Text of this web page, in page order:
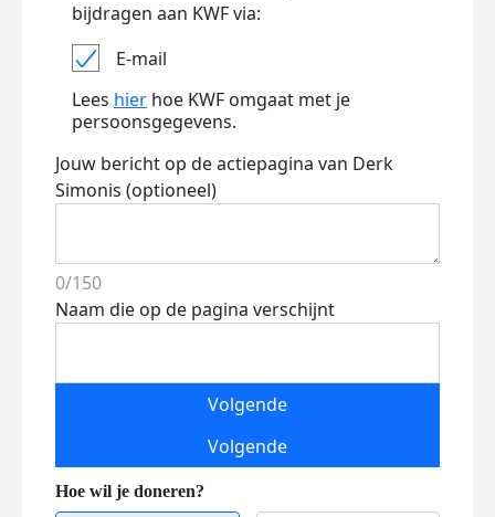
bijdragen aan KWF via:
E-mail
Lees hier hoe KWF omgaat met je
persoonsgegevens.
Jouw bericht op de actiepagina van Derk
Simonis (optioneel)
0/150
Naam die op de pagina verschijnt
Volgende
Volgende